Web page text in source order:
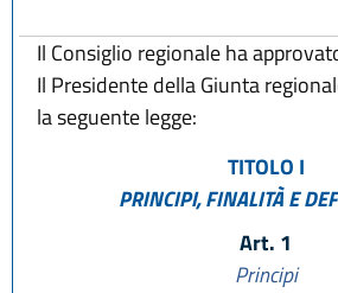
Il Consiglio regionale ha
Il Presidente della Giunta
la seguente legge:
TITOLO I
PRINCIPI, FINALITÀ E
Art. 1
Principi